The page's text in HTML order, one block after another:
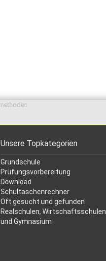
Unsere Topkategorien
Grundschule
Prüfungsvorbereitung
Download
Schultaschenrechner
Oft gesucht und gefunden
Realschulen, Wirtschaftsschulen
und Gymnasium